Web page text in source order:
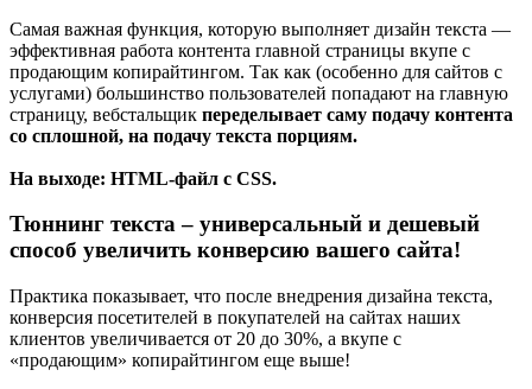
Самая важная функция, которую выполняет дизайн текста —
эффективная работа контента главной страницы вкупе с
продающим копирайтингом. Так как (особенно для сайтов с
услугами) большинство пользователей попадают на главную
страницу, вебстальщик переделывает саму подачу контента
со сплошной, на подачу текста порциям.
На выходе: HTML-файл с CSS.
Тюннинг текста – универсальный и дешевый
способ увеличить конверсию вашего сайта!
Практика показывает, что после внедрения дизайна текста,
конверсия посетителей в покупателей на сайтах наших
клиентов увеличивается от 20 до 30%, а вкупе с
«продающим» копирайтингом еще выше!